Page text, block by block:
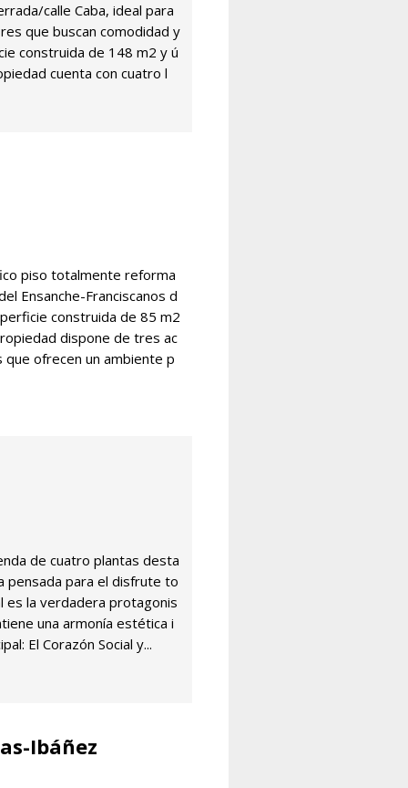
calle Caba, ideal para
que buscan comodidad y
construida de 148 m2 y ú
cuenta con cuatro l
piso totalmente reforma
Ensanche-Franciscanos d
construida de 85 m2
dispone de tres ac
ofrecen un ambiente p
de cuatro plantas desta
pensada para el disfrute to
es la verdadera protagonis
una armonía estética i
El Corazón Social y...
Ibáñez